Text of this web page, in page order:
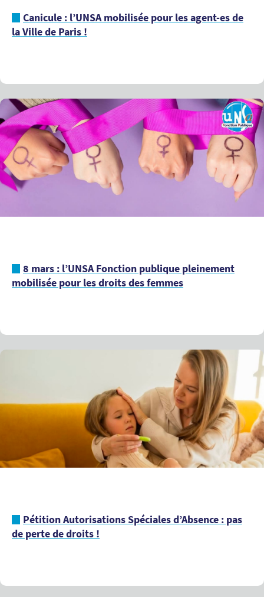
Canicule : l’UNSA mobilisée pour les agent-es de
la Ville de Paris !
8 mars : l’UNSA Fonction publique pleinement
mobilisée pour les droits des femmes
Pétition Autorisations Spéciales d’Absence : pas
de perte de droits !